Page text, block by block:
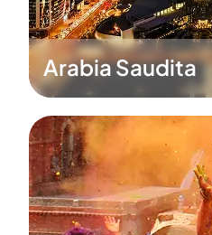
Arabia Saudita